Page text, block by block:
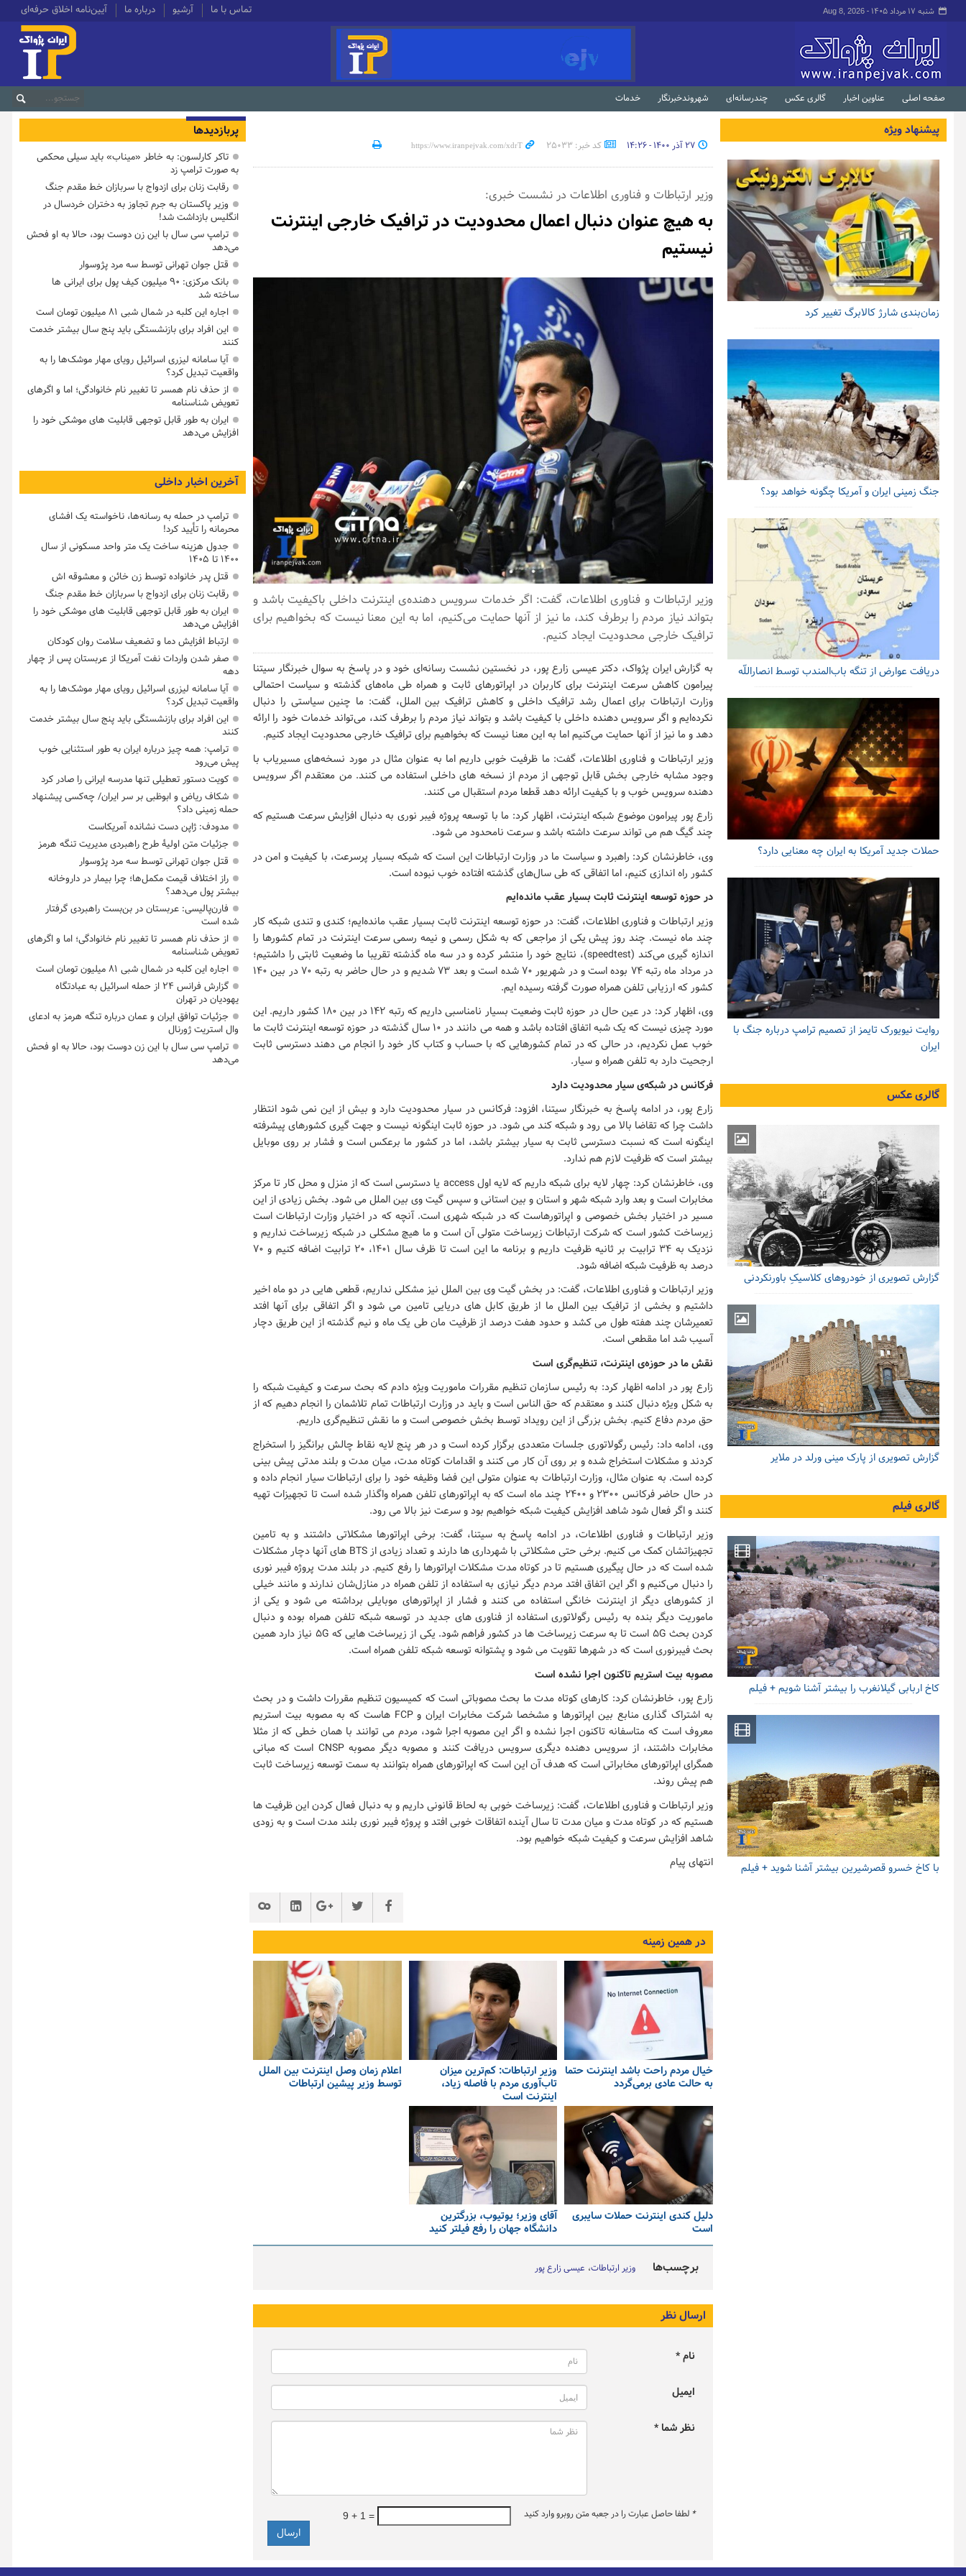
شنبه ۱۷ مرداد ۱۴۰۵ - Aug 8, 2026 تماس با ما آرشیو درباره ما آیین‌نامه اخلاق حرفه‌ای
صفحه اصلی عناوین اخبار گالری عکس چندرسانه‌ای شهروندخبرنگار خدمات
۲۷ آذر ۱۴۰۰ - ۱۴:۲۶ کد خبر: 25033
وزیر ارتباطات و فناوری اطلاعات در نشست خبری:
به هیچ عنوان دنبال اعمال محدودیت در ترافیک خارجی اینترنت
نیستیم
وزیر ارتباطات و فناوری اطلاعات، گفت: اگر خدمات سرویس دهنده‌ی اینترنت داخلی باکیفیت باشد و
بتواند نیاز مردم را برطرف کند، ما نیز از آنها حمایت می‌کنیم، اما به این معنا نیست که بخواهیم برای
ترافیک خارجی محدودیت ایجاد کنیم.
به گزارش ایران پژواک، دکتر عیسی زارع پور، در نخستین نشست رسانه‌ای خود و در پاسخ به سوال خبرنگار سیتنا
پیرامون کاهش سرعت اینترنت برای کاربران در اپراتورهای ثابت و همراه طی ماه‌های گذشته و سیاست احتمالی
وزارت ارتباطات برای اعمال رشد ترافیک داخلی و کاهش ترافیک بین الملل، گفت: ما چنین سیاستی را دنبال
نکرده‌ایم و اگر سرویس دهنده داخلی با کیفیت باشد و بتواند نیاز مردم را برطرف کند، می‌تواند خدمات خود را ارائه
دهد و ما نیز از آنها حمایت می‌کنیم اما به این معنا نیست که بخواهیم برای ترافیک خارجی محدودیت ایجاد کنیم.
وزیر ارتباطات و فناوری اطلاعات، گفت: ما ظرفیت خوبی داریم اما به عنوان مثال در مورد نسخه‌های مسیریاب با
وجود مشابه خارجی بخش قابل توجهی از مردم از نسخه های داخلی استفاده می کنند. من معتقدم اگر سرویس
دهنده سرویس خوب و با کیفیت ارائه دهد قطعا مردم استقبال می کنند.
زارع پور پیرامون موضوع شبکه اینترنت، اظهار کرد: ما با توسعه پروژه فیبر نوری به دنبال افزایش سرعت هستیم که
چند گیگ هم می تواند سرعت داشته باشد و سرعت نامحدود می شود.
وی، خاطرنشان کرد: راهبرد و سیاست ما در وزارت ارتباطات این است که شبکه بسیار پرسرعت، با کیفیت و امن در
کشور راه اندازی کنیم، اما اتفاقی که طی سال‌های گذشته افتاده خوب نبوده است.
در حوزه توسعه اینترنت ثابت بسیار عقب مانده‌ایم
وزیر ارتباطات و فناوری اطلاعات، گفت: در حوزه توسعه اینترنت ثابت بسیار عقب مانده‌ایم؛ کندی و تندی شبکه کار
چند ماه نیست. چند روز پیش یکی از مراجعی که به شکل رسمی و نیمه رسمی سرعت اینترنت در تمام کشورها را
اندازه گیری می‌کند (speedtest)، نتایج خود را منتشر کرده و در سه ماه گذشته تقریبا ما وضعیت ثابتی را داشتیم؛
در مرداد ماه رتبه 74 بوده است و در شهریور 70 شده است و بعد 73 شدیم و در حال حاضر به رتبه 70 در بین 140
کشور که ارزیابی تلفن همراه صورت گرفته رسیده ایم.
وی، اظهار کرد: در عین حال در حوزه ثابت وضعیت بسیار نامناسبی داریم که رتبه 142 در بین 180 کشور داریم. این
مورد چیزی نیست که یک شبه اتفاق افتاده باشد و همه می دانند در 10 سال گذشته در حوزه توسعه اینترنت ثابت ما
خوب عمل نکردیم، در حالی که در تمام کشورهایی که با حساب و کتاب کار خود را انجام می دهند دسترسی ثابت
ارجحیت دارد به تلفن همراه و سیار.
فرکانس در شبکه‌ی سیار محدودیت دارد
زارع پور، در ادامه پاسخ به خبرنگار سیتنا، افزود: فرکانس در سیار محدودیت دارد و بیش از این نمی شود انتظار
داشت چرا که تقاضا بالا می رود و شبکه کند می شود. در حوزه ثابت اینگونه نیست و جهت گیری کشورهای پیشرفته
اینگونه است که نسبت دسترسی ثابت به سیار بیشتر باشد، اما در کشور ما برعکس است و فشار بر روی موبایل
بیشتر است که ظرفیت لازم هم ندارد.
وی، خاطرنشان کرد: چهار لایه برای شبکه داریم که لایه اول access یا دسترسی است که از منزل و محل کار تا مرکز
مخابرات است و بعد وارد شبکه شهر و استان و بین استانی و سپس گیت وی بین الملل می شود. بخش زیادی از این
مسیر در اختیار بخش خصوصی و اپراتورهاست که در شبکه شهری است. آنچه که در اختیار وزارت ارتباطات است
زیرساخت کشور است که شرکت ارتباطات زیرساخت متولی آن است و ما هیچ مشکلی در شبکه زیرساخت نداریم و
نزدیک به 34 ترابیت بر ثانیه ظرفیت داریم و برنامه ما این است تا ظرف سال 1401، 20 ترابیت اضافه کنیم و 70
درصد به ظرفیت شبکه اضافه شود.
وزیر ارتباطات و فناوری اطلاعات، گفت: در بخش گیت وی بین الملل نیز مشکلی نداریم، قطعی هایی در دو ماه اخیر
داشتیم و بخشی از ترافیک بین الملل ما از طریق کابل های دریایی تامین می شود و اگر اتفاقی برای آنها افتد
تعمیرشان چند هفته طول می کشد و حدود هفت درصد از ظرفیت مان طی یک ماه و نیم گذشته از این طریق دچار
آسیب شد اما مقطعی است.
نقش ما در حوزه‌ی اینترنت، تنظیم‌گری است
زارع پور در ادامه اظهار کرد: به رئیس سازمان تنظیم مقررات ماموریت ویژه دادم که بحث سرعت و کیفیت شبکه را
به شکل ویژه دنبال کنند و معتقدم که حق الناس است و باید در وزارت ارتباطات تمام تلاشمان را انجام دهیم که از
حق مردم دفاع کنیم. بخش بزرگی از این رویداد توسط بخش خصوصی است و ما نقش تنظیم‌گری داریم.
وی، ادامه داد: رئیس رگولاتوری جلسات متعددی برگزار کرده است و در هر پنج لایه نقاط چالش برانگیز را استخراج
کردند و مشکلات استخراج شده و بر روی آن کار می کنند و اقدامات کوتاه مدت، میان مدت و بلند مدتی پیش بینی
کرده است. به عنوان مثال، وزارت ارتباطات به عنوان متولی این فضا وظیفه خود را برای ارتباطات سیار انجام داده و
در حال حاضر فرکانس 2300 و 2400 چند ماه است که به اپراتورهای تلفن همراه واگذار شده است تا تجهیزات تهیه
کنند و اگر فعال شود شاهد افزایش کیفیت شبکه خواهیم بود و سرعت نیز بالا می رود.
وزیر ارتباطات و فناوری اطلاعات، در ادامه پاسخ به سیتنا، گفت: برخی اپراتورها مشکلاتی داشتند و به تامین
تجهیزاتشان کمک می کنیم. برخی حتی مشکلاتی با شهرداری ها دارند و تعداد زیادی از BTS های آنها دچار مشکلات
شده است که در حال پیگیری هستیم تا در کوتاه مدت مشکلات اپراتورها را رفع کنیم. در بلند مدت پروژه فیبر نوری
را دنبال می‌کنیم و اگر این اتفاق افتد مردم دیگر نیازی به استفاده از تلفن همراه در منازل‌شان ندارند و مانند خیلی
از کشورهای دیگر از اینترنت خانگی استفاده می کنند و فشار از اپراتورهای موبایلی برداشته می شود و یکی از
ماموریت دیگر بنده به رئیس رگولاتوری استفاده از فناوری های جدید در توسعه شبکه تلفن همراه بوده و دنبال
کردن بحث 5G است تا به سرعت زیرساخت ها در کشور فراهم شود. یکی از زیرساخت هایی که 5G نیاز دارد همین
بحث فیبرنوری است که در شهرها تقویت می شود و پشتوانه توسعه شبکه تلفن همراه است.
مصوبه بیت استریم تاکنون اجرا نشده است
زارع پور، خاطرنشان کرد: کارهای کوتاه مدت ما بحث مصوباتی است که کمیسیون تنظیم مقررات داشت و در بحث
به اشتراک گذاری منابع بین اپراتورها و مشخصا شرکت مخابرات ایران و FCP هاست که به مصوبه بیت استریم
معروف است که متاسفانه تاکنون اجرا نشده و اگر این مصوبه اجرا شود، مردم می‌ توانند با همان خطی که از مثلا
مخابرات داشتند، از سرویس دهنده دیگری سرویس دریافت کنند و مصوبه دیگر مصوبه CNSP است که مبانی
همگرای اپراتورهای مخابراتی است که هدف آن این است که اپراتورهای همراه بتوانند به سمت توسعه زیرساخت ثابت
هم پیش روند.
وزیر ارتباطات و فناوری اطلاعات، گفت: زیرساخت خوبی به لحاظ قانونی داریم و به دنبال فعال کردن این ظرفیت ها
هستیم که در کوتاه مدت و میان مدت تا سال آینده اتفاقات خوبی افتد و پروژه فیبر نوری بلند مدت است و به زودی
شاهد افزایش سرعت و کیفیت شبکه خواهیم بود.
انتهای پیام
در همین زمینه
خیال مردم راحت باشد اینترنت حتما
به حالت عادی برمی‌گردد
وزیر ارتباطات: کم‌ترین میزان
تاب‌آوری مردم با فاصله زیاد،
اینترنت است
اعلام زمان وصل اینترنت بین الملل
توسط وزیر پیشین ارتباطات
دلیل کندی اینترنت حملات سایبری
است
آقای وزیر؛ یوتیوب، بزرگترین
دانشگاه جهان را رفع فیلتر کنید
برچسب‌ها وزیر ارتباطات عیسی زارع پور
ارسال نظر
نام *
ایمیل
نظر شما *
* لطفا حاصل عبارت را در جعبه متن روبرو وارد کنید 9 + 1 =
پیشنهاد ویژه
زمان‌بندی شارژ کالابرگ تغییر کرد
جنگ زمینی ایران و آمریکا چگونه خواهد بود؟
دریافت عوارض از تنگه باب‌المندب توسط انصاراللّه
حملات جدید آمریکا به ایران چه معنایی دارد؟
روایت نیویورک تایمز از تصمیم ترامپ درباره جنگ با
ایران
گالری عکس
گزارش تصویری از خودروهای کلاسیکِ باورنکردنی
گزارش تصویری از پارک مینی ورلد در ملایر
گالری فیلم
کاخ اربابی گیلانغرب را بیشتر آشنا شویم + فیلم
با کاخ خسرو قصرشیرین بیشتر آشنا شوید + فیلم
پربازدیدها
تاکر کارلسون: به خاطر «میناب» باید سیلی محکمی
به صورت ترامپ زد
رقابت زنان برای ازدواج با سربازان خط مقدم جنگ
وزیر پاکستان به جرم تجاوز به دختران خردسال در
انگلیس بازداشت شد!
ترامپ سی سال با این زن دوست بود، حالا به او فحش
می‌دهد
قتل جوان تهرانی توسط سه مرد پژوسوار
بانک مرکزی: ۹۰ میلیون کیف پول برای ایرانی ها
ساخته شد
اجاره این کلبه در شمال شبی ۸۱ میلیون تومان است
این افراد برای بازنشستگی باید پنج سال بیشتر خدمت
کنند
آیا سامانه لیزری اسرائیل رویای مهار موشک‌ها را به
واقعیت تبدیل کرد؟
از حذف نام همسر تا تغییر نام خانوادگی؛ اما و اگرهای
تعویض شناسنامه
ایران به طور قابل توجهی قابلیت های موشکی خود را
افزایش می‌دهد
آخرین اخبار داخلی
ترامپ در حمله‌ به رسانه‌ها، ناخواسته یک افشای
محرمانه را تأیید کرد!
جدول هزینه ساخت یک متر واحد مسکونی از سال
۱۴۰۰ تا ۱۴۰۵
قتل پدر خانواده توسط زن خائن و معشوقه اش
رقابت زنان برای ازدواج با سربازان خط مقدم جنگ
ایران به طور قابل توجهی قابلیت های موشکی خود را
افزایش می‌دهد
ارتباط افزایش دما و تضعیف سلامت روان کودکان
صفر شدن واردات نفت آمریکا از عربستان پس از چهار
دهه
آیا سامانه لیزری اسرائیل رویای مهار موشک‌ها را به
واقعیت تبدیل کرد؟
این افراد برای بازنشستگی باید پنج سال بیشتر خدمت
کنند
ترامپ: همه چیز درباره ایران به طور استثنایی خوب
پیش می‌رود
کویت دستور تعطیلی تنها مدرسه ایرانی را صادر کرد
شکاف ریاض و ابوظبی بر سر ایران/ چه‌کسی پیشنهاد
حمله زمینی داد؟
مدودف: ژاپن دست نشانده آمریکاست
جزئیات متن اولیۀ طرح راهبردی مدیریت تنگه هرمز
قتل جوان تهرانی توسط سه مرد پژوسوار
راز اختلاف قیمت مکمل‌ها؛ چرا بیمار در داروخانه
بیشتر پول می‌دهد؟
فارن‌پالیسی: عربستان در بن‌بست راهبردی گرفتار
شده است
از حذف نام همسر تا تغییر نام خانوادگی؛ اما و اگرهای
تعویض شناسنامه
اجاره این کلبه در شمال شبی ۸۱ میلیون تومان است
گزارش فرانس ۲۴ از حمله اسرائیل به عبادتگاه
یهودیان در تهران
جزئیات توافق ایران و عمان درباره تنگه هرمز به ادعای
وال استریت ژورنال
ترامپ سی سال با این زن دوست بود، حالا به او فحش
می‌دهد